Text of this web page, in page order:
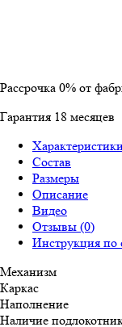
Рассрочка 0% от
Гарантия 18 месяцев
Состав
Размеры
Описание
Видео
Отзывы (0)
Инструкция по
Механизм
Каркас
Наполнение
Наличие